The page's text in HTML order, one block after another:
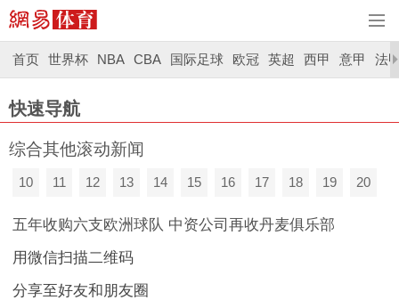
首页 世界杯 NBA CBA 国际足球 欧冠 英超 西甲 意甲 法
快速导航
综合其他滚动新闻
10 11 12 13 14 15 16 17 18 19 20
五年收购六支欧洲球队 中资公司再收丹麦俱乐部
用微信扫描二维码
分享至好友和朋友圈